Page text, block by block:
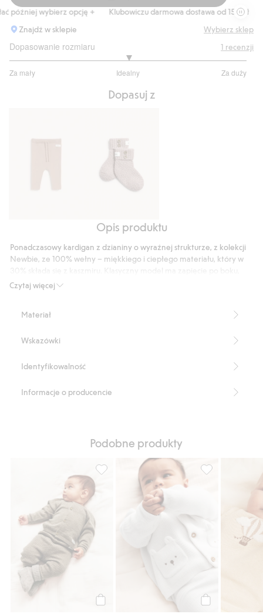
wybierz opcję + Klubowiczu darmowa dostawa od 150 zł
Kup
Znajdź w sklepie
Wybierz sklep
Dopasowanie rozmiaru
Za mały Idealny Za duży
na
1 recenzji
Dopasuj z
mieszanki
i
Skarpetki
mieszanki
Opis produktu
Czytaj więcej
Ponadczasowy kardigan z dzianiny o wyraźnej strukturze, z kolekcji
Newbie, ze 100% wełny – miękkiego i ciepłego materiału, który w
które ułatwia zakładanie i zdejmowanie. Miękki ulubieniec
przekazać dalej kolejnemu małemu członkowi rodziny lub
Produkt zawiera 70% certyfikowanej wełny.
RWS certified wool
Materiał
Wskazówki
Identyfikowalność
Informacje o producencie
Podobne produkty
Kardigan z dzianiny z mieszanki wełny,